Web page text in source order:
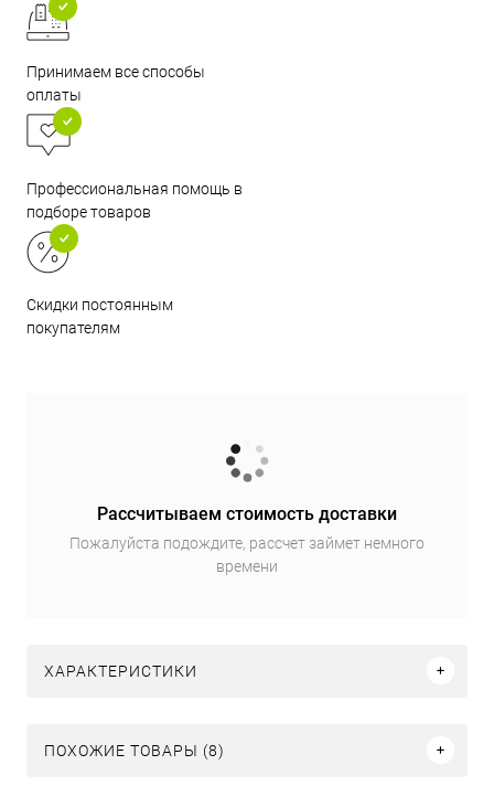
Принимаем все способы
оплаты
Профессиональная помощь в
подборе товаров
Скидки постоянным
покупателям
Рассчитываем стоимость доставки
Пожалуйста подождите, рассчет займет немного
времени
ХАРАКТЕРИСТИКИ
ПОХОЖИЕ ТОВАРЫ (8)